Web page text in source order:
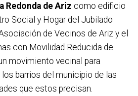
Redonda de Ariz como edificio
Social y Hogar del Jubilado
de Vecinos de Ariz y el
con Movilidad Reducida de
movimiento vecinal para
barrios del municipio de las
que estos precisan.